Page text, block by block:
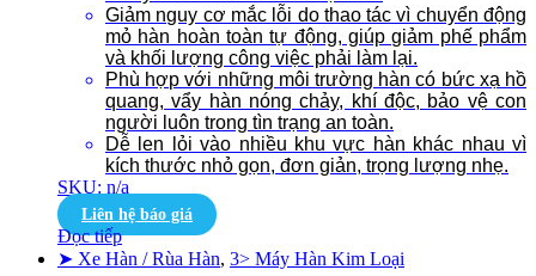
Giảm nguy cơ mắc lỗi do thao tác vì chuyển động
mỏ hàn hoàn toàn tự động, giúp giảm phế phẩm
và khối lượng công việc phải làm lại.
Phù hợp với những môi trường hàn có bức xạ hồ
quang, vẩy hàn nóng chảy, khí độc, bảo vệ con
người luôn trong tìn trạng an toàn.
Dễ len lỏi vào nhiều khu vực hàn khác nhau vì
kích thước nhỏ gọn, đơn giản, trọng lượng nhẹ.
SKU: n/a
Liên hệ báo giá
Đọc tiếp
➤ Xe Hàn / Rùa Hàn, 3> Máy Hàn Kim Loại